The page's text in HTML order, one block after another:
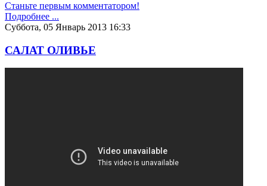
Станьте первым комментатором!
Подробнее ...
Суббота, 05 Январь 2013 16:33
САЛАТ ОЛИВЬЕ